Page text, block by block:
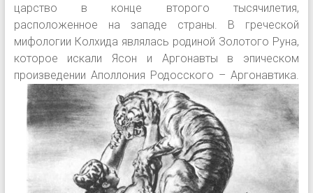
царство в конце второго тысячилетия,
расположенное на западе страны. В греческой
мифологии Колхида являлась родиной Золотого Руна,
которое искали Ясон и Аргонавты в эпическом
произведении Аполлония Родосского – Аргонавтика.